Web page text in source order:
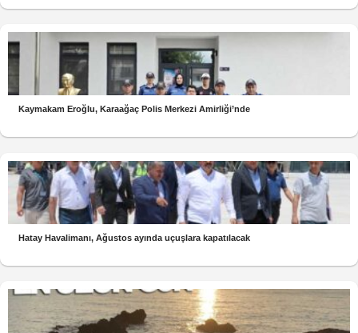
Kaymakam Eroğlu, Karaağaç Polis Merkezi Amirliği’nde
Hatay Havalimanı, Ağustos ayında uçuşlara kapatılacak